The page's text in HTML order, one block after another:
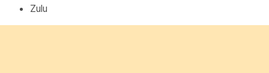
Zulu